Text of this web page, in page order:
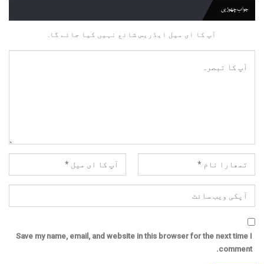
جواب چھوڑیں
آپ کا ای میل ایڈریس شائع نہیں کیا جائے گا.
Save my name, email, and website in this browser for the next time I
comment.